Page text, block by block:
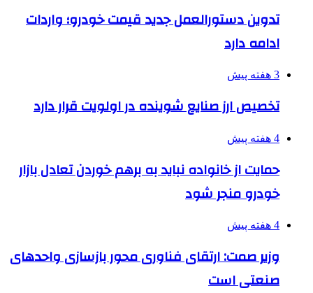
تدوین دستورالعمل جدید قیمت خودرو؛ واردات
ادامه دارد
3 هفته پیش
تخصیص ارز صنایع شوینده در اولویت قرار دارد
4 هفته پیش
حمایت از خانواده نباید به برهم خوردن تعادل بازار
خودرو منجر شود
4 هفته پیش
وزیر صمت: ارتقای فناوری محور بازسازی واحدهای
صنعتی است